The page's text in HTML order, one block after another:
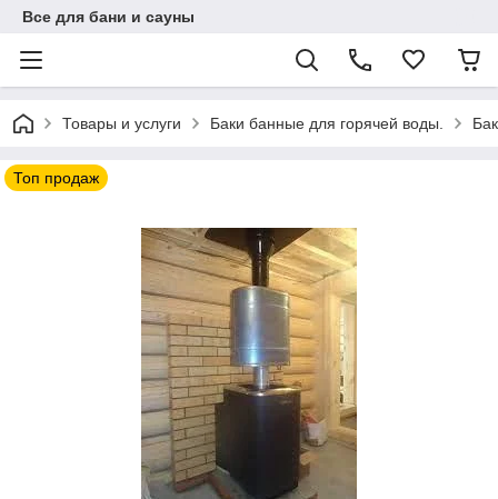
Все для бани и сауны
Товары и услуги Баки банные для горячей воды.
Топ продаж